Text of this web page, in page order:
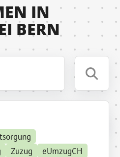
IN
BERN
Zuzug
eUmzugCH